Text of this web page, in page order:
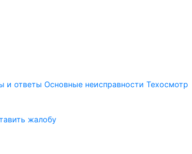
и ответы Основные неисправности Техосмотр
жалобу